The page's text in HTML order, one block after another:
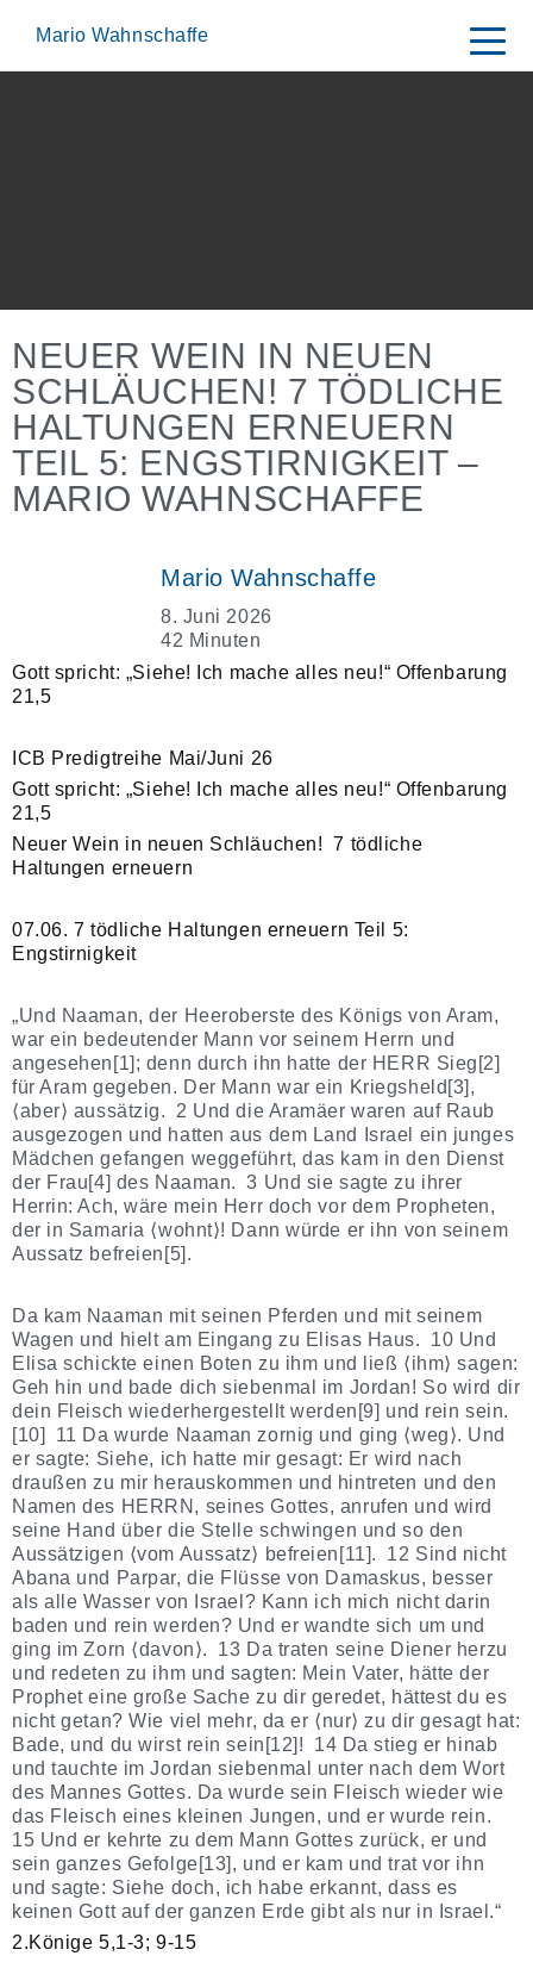
Mario Wahnschaffe
NEUER WEIN IN NEUEN
SCHLÄUCHEN! 7 TÖDLICHE
HALTUNGEN ERNEUERN
TEIL 5: ENGSTIRNIGKEIT –
MARIO WAHNSCHAFFE
Mario Wahnschaffe
8. Juni 2026
42 Minuten
Gott spricht: „Siehe! Ich mache alles neu!“ Offenbarung
21,5
ICB Predigtreihe Mai/Juni 26
Gott spricht: „Siehe! Ich mache alles neu!“ Offenbarung
21,5
Neuer Wein in neuen Schläuchen! 7 tödliche
Haltungen erneuern
07.06. 7 tödliche Haltungen erneuern Teil 5:
Engstirnigkeit
„Und Naaman, der Heeroberste des Königs von Aram,
war ein bedeutender Mann vor seinem Herrn und
angesehen[1]; denn durch ihn hatte der HERR Sieg[2]
für Aram gegeben. Der Mann war ein Kriegsheld[3],
⟨aber⟩ aussätzig. 2 Und die Aramäer waren auf Raub
ausgezogen und hatten aus dem Land Israel ein junges
Mädchen gefangen weggeführt, das kam in den Dienst
der Frau[4] des Naaman. 3 Und sie sagte zu ihrer
Herrin: Ach, wäre mein Herr doch vor dem Propheten,
der in Samaria ⟨wohnt⟩! Dann würde er ihn von seinem
Aussatz befreien[5].
Da kam Naaman mit seinen Pferden und mit seinem
Wagen und hielt am Eingang zu Elisas Haus. 10 Und
Elisa schickte einen Boten zu ihm und ließ ⟨ihm⟩ sagen:
Geh hin und bade dich siebenmal im Jordan! So wird dir
dein Fleisch wiederhergestellt werden[9] und rein sein.
[10] 11 Da wurde Naaman zornig und ging ⟨weg⟩. Und
er sagte: Siehe, ich hatte mir gesagt: Er wird nach
draußen zu mir herauskommen und hintreten und den
Namen des HERRN, seines Gottes, anrufen und wird
seine Hand über die Stelle schwingen und so den
Aussätzigen ⟨vom Aussatz⟩ befreien[11]. 12 Sind nicht
Abana und Parpar, die Flüsse von Damaskus, besser
als alle Wasser von Israel? Kann ich mich nicht darin
baden und rein werden? Und er wandte sich um und
ging im Zorn ⟨davon⟩. 13 Da traten seine Diener herzu
und redeten zu ihm und sagten: Mein Vater, hätte der
Prophet eine große Sache zu dir geredet, hättest du es
nicht getan? Wie viel mehr, da er ⟨nur⟩ zu dir gesagt hat:
Bade, und du wirst rein sein[12]! 14 Da stieg er hinab
und tauchte im Jordan siebenmal unter nach dem Wort
des Mannes Gottes. Da wurde sein Fleisch wieder wie
das Fleisch eines kleinen Jungen, und er wurde rein.
15 Und er kehrte zu dem Mann Gottes zurück, er und
sein ganzes Gefolge[13], und er kam und trat vor ihn
und sagte: Siehe doch, ich habe erkannt, dass es
keinen Gott auf der ganzen Erde gibt als nur in Israel.“
2.Könige 5,1-3; 9-15